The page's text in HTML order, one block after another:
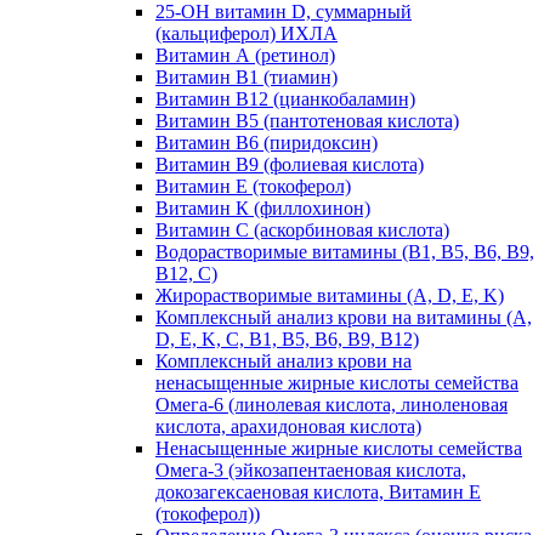
25-OH витамин D, суммарный
(кальциферол) ИХЛА
Витамин А (ретинол)
Витамин В1 (тиамин)
Витамин В12 (цианкобаламин)
Витамин В5 (пантотеновая кислота)
Витамин В6 (пиридоксин)
Витамин В9 (фолиевая кислота)
Витамин Е (токоферол)
Витамин К (филлохинон)
Витамин С (аскорбиновая кислота)
Водорастворимые витамины (B1, B5, B6, В9,
В12, С)
Жирорастворимые витамины (A, D, E, K)
Комплексный анализ крови на витамины (A,
D, E, K, C, B1, B5, B6, В9, B12)
Комплексный анализ крови на
ненасыщенные жирные кислоты семейства
Омега-6 (линолевая кислота, линоленовая
кислота, арахидоновая кислота)
Ненасыщенные жирные кислоты семейства
Омега-3 (эйкозапентаеновая кислота,
докозагексаеновая кислота, Витамин E
(токоферол))